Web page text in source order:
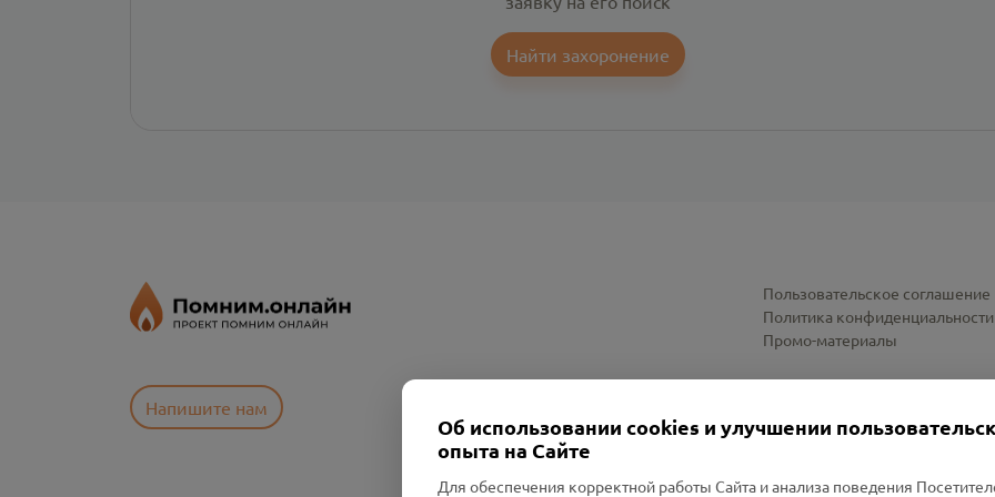
Найти захоронение
Напишите нам
Пользовательское соглашение
Политика конфиденциальности
Промо-материалы
Об использовании cookies и улучшении
опыта на Сайте
Для обеспечения корректной работы Сайта и анализа поведения